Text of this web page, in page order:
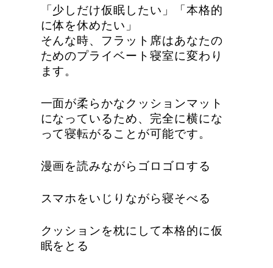
「少しだけ仮眠したい」「本格的
に体を休めたい」
そんな時、フラット席はあなたの
ためのプライベート寝室に変わり
ます。
一面が柔らかなクッションマット
になっているため、完全に横にな
って寝転がることが可能です。
漫画を読みながらゴロゴロする
スマホをいじりながら寝そべる
クッションを枕にして本格的に仮
眠をとる